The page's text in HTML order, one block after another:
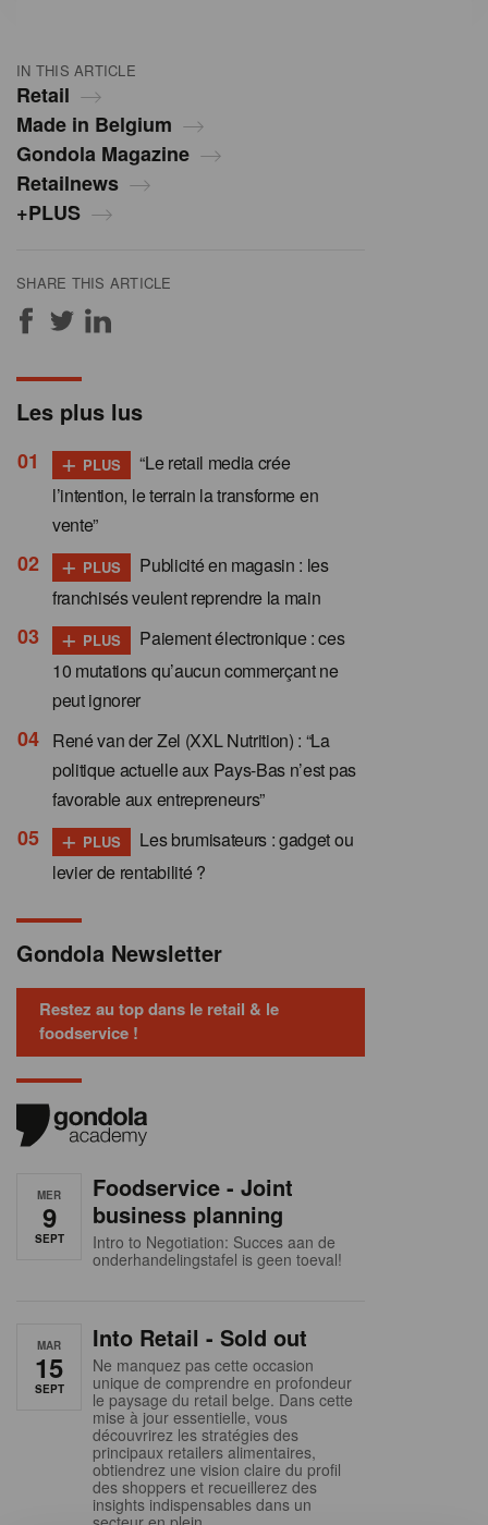
IN THIS ARTICLE
Retail
Made in Belgium
Gondola Magazine
Retailnews
+PLUS
SHARE THIS ARTICLE
Les plus lus
+ PLUS
“Le retail media crée
l’intention, le terrain la transforme en
vente”
+ PLUS
Publicité en magasin : les
franchisés veulent reprendre la main
+ PLUS
Paiement électronique : ces
10 mutations qu’aucun commerçant ne
peut ignorer
René van der Zel (XXL Nutrition) : “La
politique actuelle aux Pays-Bas n’est pas
favorable aux entrepreneurs”
+ PLUS
Les brumisateurs : gadget ou
levier de rentabilité ?
Gondola Newsletter
Restez au top dans le retail & le
foodservice !
MER
9
SEPT
Foodservice - Joint
business planning
Intro to Negotiation: Succes aan de
onderhandelingstafel is geen toeval!
MAR
15
SEPT
Into Retail - Sold out
Ne manquez pas cette occasion
unique de comprendre en profondeur
le paysage du retail belge. Dans cette
mise à jour essentielle, vous
découvrirez les stratégies des
principaux retailers alimentaires,
obtiendrez une vision claire du profil
des shoppers et recueillerez des
insights indispensables dans un